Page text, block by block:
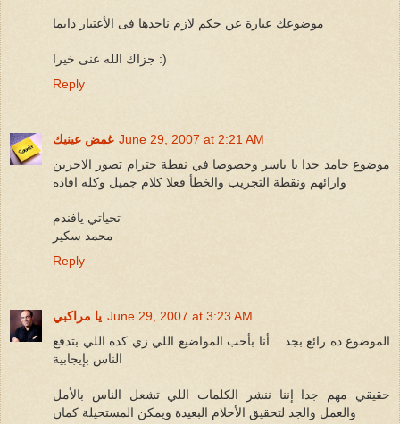
موضوعك عبارة عن حكم لازم ناخدها فى الأعتبار دايما
جزاك الله عنى خيرا :)
Reply
غمض عينيك June 29, 2007 at 2:21 AM
موضوع جامد جدا يا ياسر وخصوصا في نقطة حترام تصور الاخرين
وارائهم ونقطة التجريب والخطأ فعلا كلام جميل وكله افاده
تحياتي يافندم
محمد سكير
Reply
يا مراكبي June 29, 2007 at 3:23 AM
الموضوع ده رائع بجد .. أنا بأحب المواضيع اللي زي كده اللي بتدفع
الناس بإيجابية
حقيقي مهم جدا إننا ننشر الكلمات اللي تشعل الناس بالأمل
والعمل والجد لتحقيق الأحلام البعيدة ويمكن المستحيلة كمان